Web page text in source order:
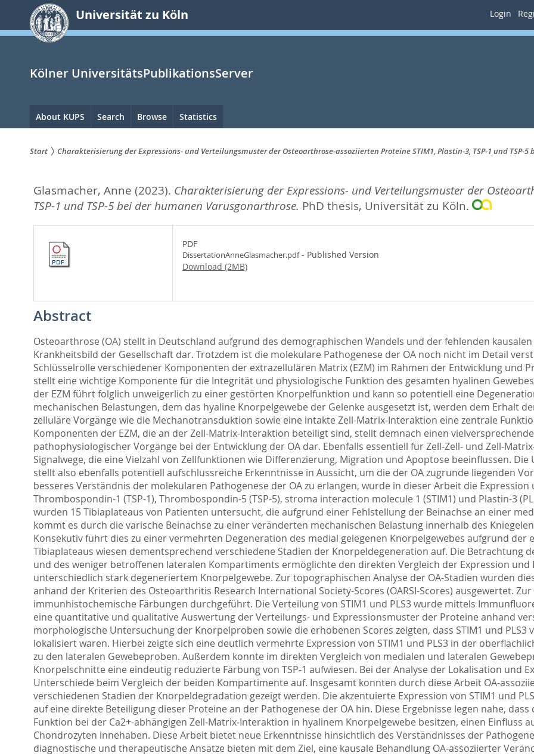
springen
Universität zu Köln Login
Kölner UniversitätsPublikationsServer
Hauptnavigation
About KUPS Search Browse Statistics
sind
hier:
Start Charakterisierung der Expressions- und Verteilungsmuster der Osteoarthrose-assoziierten Proteine STIM1, Plastin-3, TSP-1 und TSP-
Glasmacher, Anne (2023). Charakterisierung der Expressions- und Verteilungsmuster der
TSP-1 und TSP-5 bei der humanen Varusgonarthrose. PhD thesis, Universität zu Köln.
PDF
DissertationAnneGlasmacher.pdf- Published Version
Download (2MB)
Abstract
Osteoarthrose (OA) stellt in Deutschland aufgrund des demographischen Wandels und der fehlenden
Krankheitsbild der Gesellschaft dar. Trotzdem ist die molekulare Pathogenese der OA noch nicht im Detail
Schlüsselrolle verschiedener Komponenten der extrazellulären Matrix (EZM) im Rahmen der Entwicklung und
stellt eine wichtige Komponente für die Integrität und physiologische Funktion des gesamten hyalinen
der EZM führt folglich unweigerlich zu einer gestörten Knorpelfunktion und kann so potentiell eine
mechanischen Belastungen, dem das hyaline Knorpelgewebe der Gelenke ausgesetzt ist, werden dem Erhalt
zelluläre Vorgänge wie die Mechanotransduktion sowie eine intakte Zell-Matrix-Interaktion eine zentrale
Komponenten der EZM, die an der Zell-Matrix-Interaktion beteiligt sind, stellt demnach einen
pathophysiologischer Vorgänge bei der Entwicklung der OA dar. Ebenfalls essentiell für Zell-Zell- und Zell-
Signalwege, die eine Vielzahl von Zellfunktionen wie Differenzierung, Migration und Apoptose beeinflussen.
stellt also ebenfalls potentiell aufschlussreiche Erkenntnisse in Aussicht, um die der OA zugrunde liegenden
besseres Verständnis der molekularen Pathogenese der OA zu erlangen, wurde in dieser Arbeit die
Thrombospondin-1 (TSP-1), Thrombospondin-5 (TSP-5), stroma interaction molecule 1 (STIM1) und Plastin-3
wurden 15 Tibiaplateaus von Patienten untersucht, die aufgrund einer Fehlstellung der Beinachse an einer
kommt es durch die varische Beinachse zu einer veränderten mechanischen Belastung innerhalb des
Konsekutiv führt dies zu einer vermehrten Degeneration des medial gelegenen Knorpelgewebes aufgrund der
Tibiaplateaus wiesen dementsprechend verschiedene Stadien der Knorpeldegeneration auf. Die Betrachtung
und des weniger betroffenen lateralen Kompartiments ermöglichte den direkten Vergleich der Expression
unterschiedlich stark degeneriertem Knorpelgewebe. Zur topographischen Analyse der OA-Stadien wurden
anhand der Kriterien des Osteoarthritis Research International Society-Scores (OARSI-Scores) ausgewertet.
immunhistochemische Färbungen durchgeführt. Die Verteilung von STIM1 und PLS3 wurde mittels
eine quantitative und qualitative Auswertung der Verteilungs- und Expressionsmuster der Proteine anhand
morphologische Untersuchung der Knorpelproben sowie die erhobenen Scores zeigten, dass STIM1 und
lokalisiert waren. Hierbei zeigte sich eine deutlich vermehrte Expression von STIM1 und PLS3 in der
zu den lateralen Gewebeproben. Außerdem konnte im direkten Vergleich von medialen und lateralen
Knorpelschnitte eine eindeutig reduzierte Färbung von TSP-1 aufwiesen. Bei der Analyse der Lokalisation und
Unterschiede beim Vergleich der beiden Kompartimente auf. Insgesamt konnten durch diese Arbeit OA-
verschiedenen Stadien der Knorpeldegradation gezeigt werden. Die akzentuierte Expression von STIM1 und
auf eine direkte Beteiligung dieser Proteine an der Pathogenese der OA hin. Diese Ergebnisse legen nahe, dass
Funktion bei der Ca2+-abhängigen Zell-Matrix-Interaktion in hyalinem Knorpelgewebe besitzen, einen Einfluss
Chondrozyten innehaben. Diese Arbeit bietet neue Erkenntnisse hinsichtlich des Verständnisses der
diagnostische und therapeutische Ansätze bieten mit dem Ziel, eine kausale Behandlung OA-assoziierter